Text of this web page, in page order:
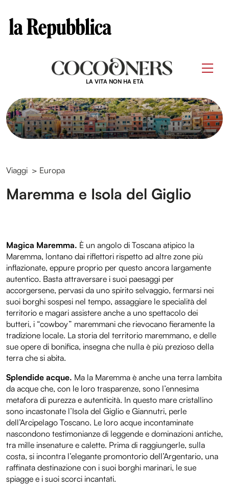
LA VITA NON HA ETÀ
Viaggi > Europa
Maremma e Isola del Giglio
Magica Maremma. È un angolo di Toscana atipico la
Maremma, lontano dai riflettori rispetto ad altre zone più
inflazionate, eppure proprio per questo ancora largamente
autentico. Basta attraversare i suoi paesaggi per
accorgersene, pervasi da uno spirito selvaggio, fermarsi nei
suoi borghi sospesi nel tempo, assaggiare le specialità del
territorio e magari assistere anche a uno spettacolo dei
butteri, i “cowboy” maremmani che rievocano fieramente la
tradizione locale. La storia del territorio maremmano, e delle
sue opere di bonifica, insegna che nulla è più prezioso della
terra che si abita.
Splendide acque. Ma la Maremma è anche una terra lambita
da acque che, con le loro trasparenze, sono l’ennesima
metafora di purezza e autenticità. In questo mare cristallino
sono incastonate l’Isola del Giglio e Giannutri, perle
dell’Arcipelago Toscano. Le loro acque incontaminate
nascondono testimonianze di leggende e dominazioni antiche,
tra mille insenature e calette. Prima di raggiungerle, sulla
costa, si incontra l’elegante promontorio dell’Argentario, una
raffinata destinazione con i suoi borghi marinari, le sue
spiagge e i suoi scorci incantati.